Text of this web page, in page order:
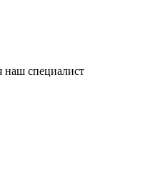
наш специалист